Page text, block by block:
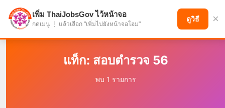
แบ่งปันโอกาส เพื่ออนาคตที่ก้าวหน้า
แท็ก: สอบตำรวจ 56
พบ 1 รายการ
เพิ่ม ThaiJobsGov ไว้หน้าจอ
กดเมนู ⋮ แล้วเลือก "เพิ่มไปยังหน้าจอโฮม"
ดูวิธี ×